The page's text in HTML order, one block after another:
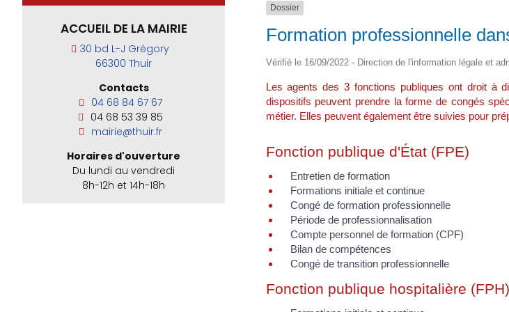
ACCUEIL DE LA MAIRIE
30 bd L-J Grégory
66300 Thuir
Contacts
04 68 84 67 67
04 68 53 39 85
mairie@thuir.fr
Horaires d'ouverture
Du lundi au vendredi
8h-12h et 14h-18h
Dossier
Formation professionnelle
Vérifié le 16/09/2022 - Direction de l'information légale et
Les agents des 3 fonctions publiques ont droit à
dispositifs peuvent prendre la forme de congés
métier. Elles peuvent également être suivies pour
Fonction publique d'État (FPE)
Entretien de formation
Formations initiale et continue
Congé de formation professionnelle
Période de professionnalisation
Compte personnel de formation (CPF)
Bilan de compétences
Congé de transition professionnelle
Fonction publique hospitalière (FPH)